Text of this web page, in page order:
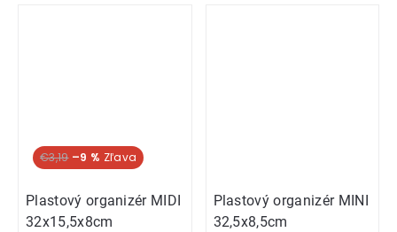
€3,19 –9 %
Plastový organizér MIDI
32x15,5x8cm
Plastový organizér MINI
32,5x8,5cm